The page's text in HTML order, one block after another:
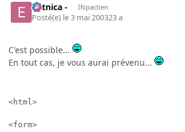
- etnica - INpactien
Posté(e) le 3 mai 200323 a
C'est possible...
En tout cas, je vous aurai prévenu...
<html>
<form>